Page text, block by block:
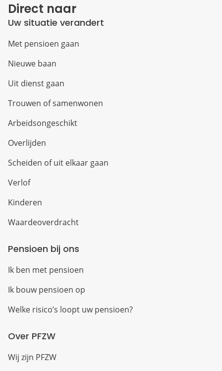
Direct naar
Uw situatie verandert
Met pensioen gaan
Nieuwe baan
Uit dienst gaan
Trouwen of samenwonen
Arbeidsongeschikt
Overlijden
Scheiden of uit elkaar gaan
Verlof
Kinderen
Waardeoverdracht
Pensioen bij ons
Ik ben met pensioen
Ik bouw pensioen op
Welke risico’s loopt uw pensioen?
Over PFZW
Wij zijn PFZW